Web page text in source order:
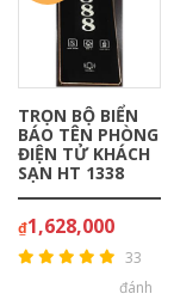
TRỌN BỘ BIỂN
BÁO TÊN PHÒNG
ĐIỆN TỬ KHÁCH
SẠN HT 1338
₫1,628,000
33
đánh